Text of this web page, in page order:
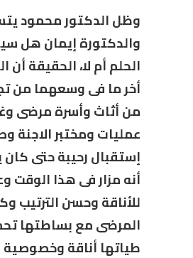
وظل الدكتور محمود
والدكتورة إيمان هل
الحلم أم لا، الحقيقة أن
أخر ما فى وسعهما من
من أثاث وأسرة مرضى
عمليات ومختبر الاجنة
إستقبال رحيبة حتى
أنه مزار فى هذا الوقت
للأناقة وحسن الترتيب
المرضى مع بساطتها
طياتها أناقة وخصوصية